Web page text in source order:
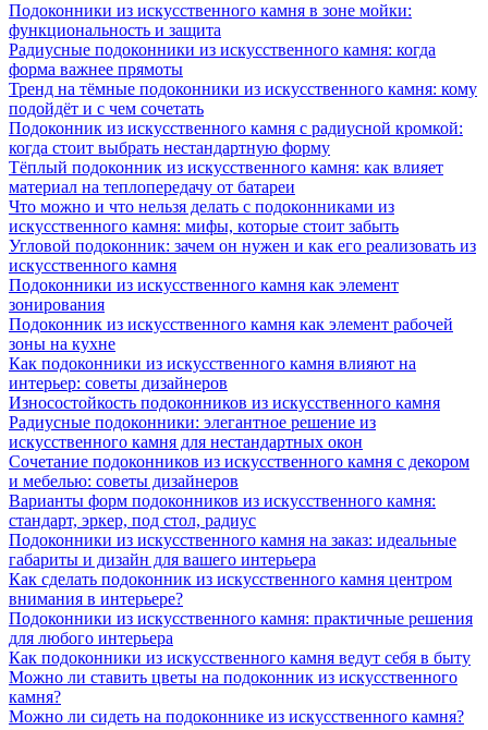
Подоконники из искусственного камня в зоне мойки:
функциональность и защита
Радиусные подоконники из искусственного камня: когда
форма важнее прямоты
Тренд на тёмные подоконники из искусственного камня: кому
подойдёт и с чем сочетать
Подоконник из искусственного камня с радиусной кромкой:
когда стоит выбрать нестандартную форму
Тёплый подоконник из искусственного камня: как влияет
материал на теплопередачу от батареи
Что можно и что нельзя делать с подоконниками из
искусственного камня: мифы, которые стоит забыть
Угловой подоконник: зачем он нужен и как его реализовать из
искусственного камня
Подоконники из искусственного камня как элемент
зонирования
Подоконник из искусственного камня как элемент рабочей
зоны на кухне
Как подоконники из искусственного камня влияют на
интерьер: советы дизайнеров
Износостойкость подоконников из искусственного камня
Радиусные подоконники: элегантное решение из
искусственного камня для нестандартных окон
Сочетание подоконников из искусственного камня с декором
и мебелью: советы дизайнеров
Варианты форм подоконников из искусственного камня:
стандарт, эркер, под стол, радиус
Подоконники из искусственного камня на заказ: идеальные
габариты и дизайн для вашего интерьера
Как сделать подоконник из искусственного камня центром
внимания в интерьере?
Подоконники из искусственного камня: практичные решения
для любого интерьера
Как подоконники из искусственного камня ведут себя в быту
Можно ли ставить цветы на подоконник из искусственного
камня?
Можно ли сидеть на подоконнике из искусственного камня?